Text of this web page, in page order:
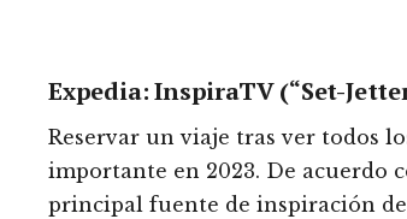
Expedia: InspiraTV (“Set-
Reservar un viaje tras ver todos
importante en 2023. De acuerdo
principal fuente de inspiración